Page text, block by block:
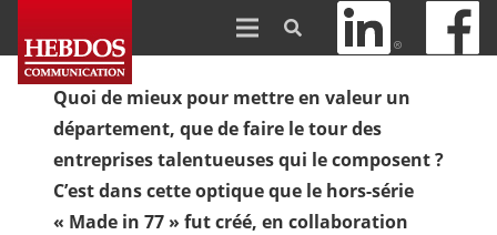
Quoi de mieux pour mettre en valeur un
département, que de faire le tour des
entreprises talentueuses qui le composent ?
C’est dans cette optique que le hors-série
« Made in 77 » fut créé, en collaboration